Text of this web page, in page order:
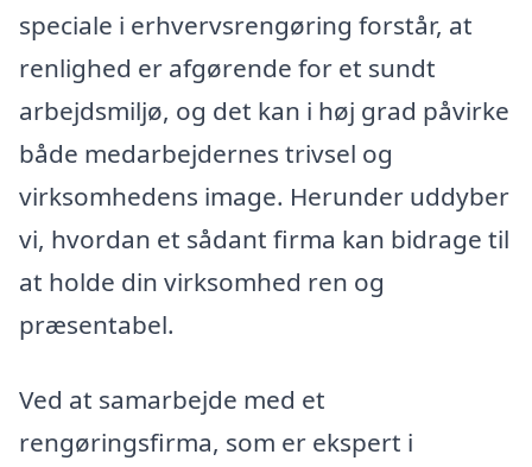
speciale i erhvervsrengøring forstår, at
renlighed er afgørende for et sundt
arbejdsmiljø, og det kan i høj grad påvirke
både medarbejdernes trivsel og
virksomhedens image. Herunder uddyber
vi, hvordan et sådant firma kan bidrage til
at holde din virksomhed ren og
præsentabel.
Ved at samarbejde med et
rengøringsfirma, som er ekspert i